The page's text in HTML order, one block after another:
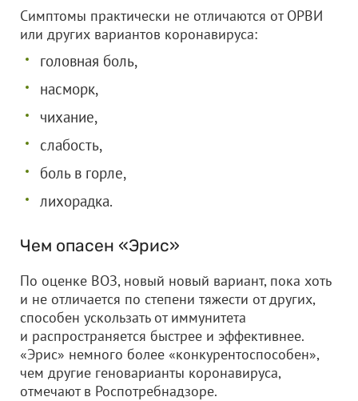
Симптомы практически не отличаются от ОРВИ
или других вариантов коронавируса:
головная боль,
насморк,
чихание,
слабость,
боль в горле,
лихорадка.
Чем опасен «Эрис»
По оценке ВОЗ, новый новый вариант, пока хоть
и не отличается по степени тяжести от других,
способен ускользать от иммунитета
и распространяется быстрее и эффективнее.
«Эрис» немного более «конкурентоспособен»,
чем другие геноварианты коронавируса,
отмечают в Роспотребнадзоре.